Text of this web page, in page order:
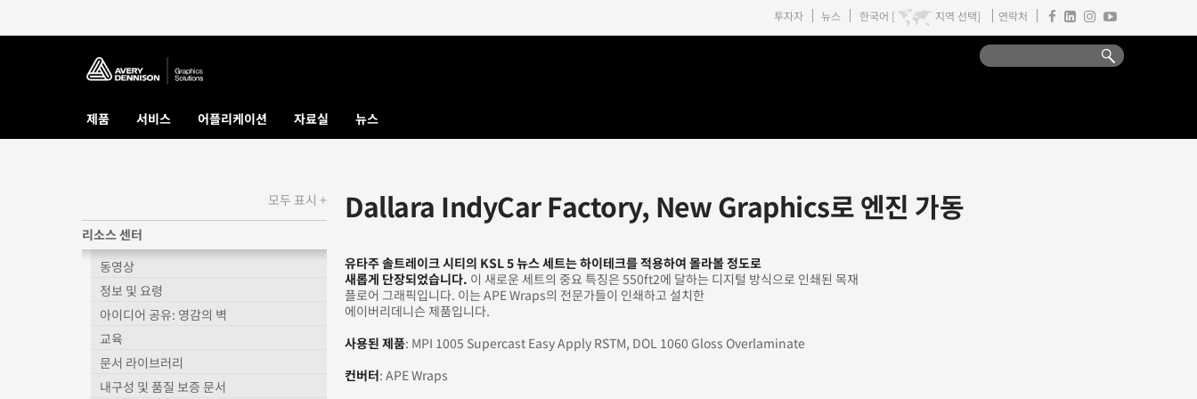
투자자 뉴스 한국어 [ 지역 선택] 연락처
제품 서비스 어플리케이션 자료실 뉴스
Dallara IndyCar Factory, New Graphics로 엔진 가동
유타주 솔트레이크 시티의 KSL 5 뉴스 세트는 하이테크를 적용하여 몰라볼 정도로
새롭게 단장되었습니다. 이 새로운 세트의 중요 특징은 550ft2에 달하는 디지털 방식으로 인쇄된 목재
플로어 그래픽입니다. 이는 APE Wraps의 전문가들이 인쇄하고 설치한
에이버리데니슨 제품입니다.
사용된 제품: MPI 1005 Supercast Easy Apply RSTM, DOL 1060 Gloss Overlaminate
컨버터: APE Wraps
모두 표시 +
리소스 센터
동영상
정보 및 요령
아이디어 공유: 영감의 벽
교육
문서 라이브러리
내구성 및 품질 보증 문서